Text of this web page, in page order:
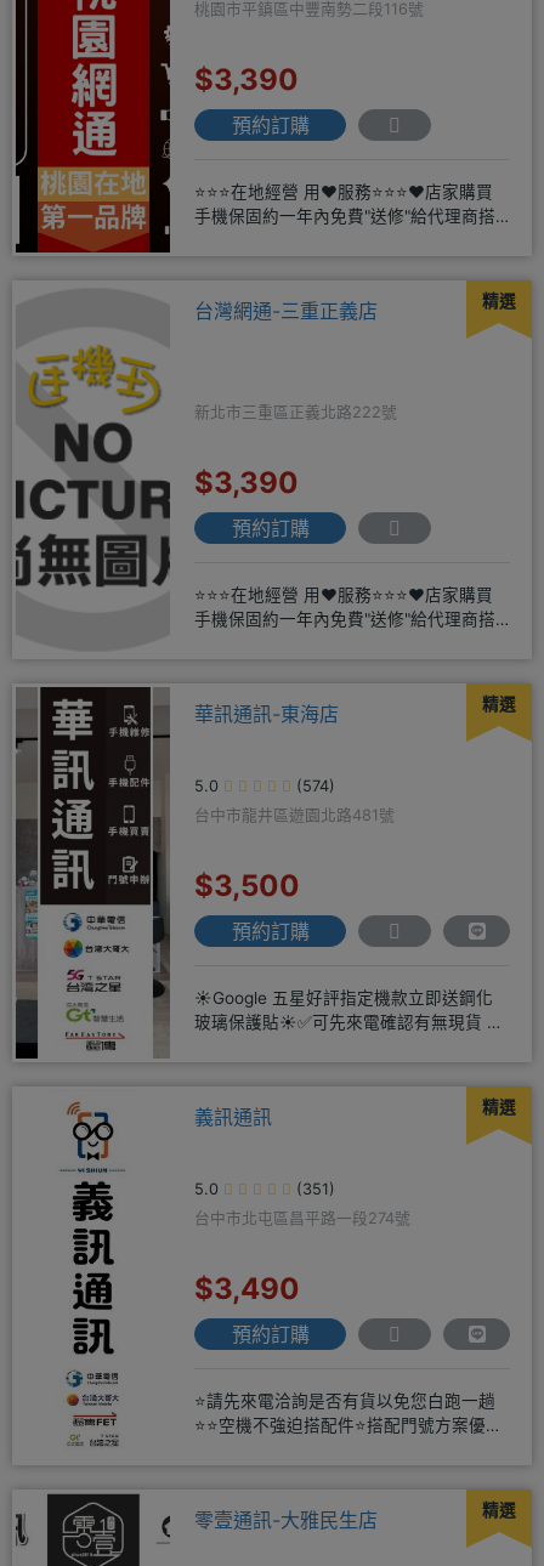
桃園市平鎮區中豐南勢二段116號
$3,390
預約訂購
⭐⭐⭐在地經營 用❤️服務⭐⭐⭐❤️店家購買
手機保固約一年內免費"送修"給代理商搭
精選
台灣網通-三重正義店
新北市三重區正義北路222號
$3,390
預約訂購
⭐⭐⭐在地經營 用❤️服務⭐⭐⭐❤️店家購買
手機保固約一年內免費"送修"給代理商搭
精選
華訊通訊-東海店
5.0
(574)
台中市龍井區遊園北路481號
$3,500
預約訂購
☀️Google 五星好評指定機款立即送鋼化
玻璃保護貼☀️✅可先來電確認有無現貨 ☎️
精選
義訊通訊
5.0
(351)
台中市北屯區昌平路一段274號
$3,490
預約訂購
⭐請先來電洽詢是否有貨以免您白跑一趟
⭐⭐空機不強迫搭配件⭐搭配門號方案優惠
精選
零壹通訊-大雅民生店